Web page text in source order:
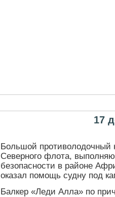
17
Большой противолодочный
Северного флота,
безопасности в районе
оказал помощь судну под
Балкер «Леди Алла» по